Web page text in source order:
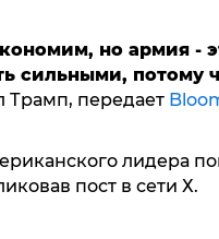
но армия -
сильными, потому
Трамп, передает
лидера
пост в сети Х.